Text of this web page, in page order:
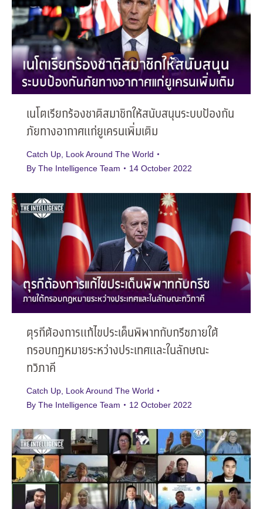
เนโตเรียกร้องชาติสมาชิกให้สนับสนุนระบบป้องกัน
ภัยทางอากาศแก่ยูเครนเพิ่มเติม
Catch Up Look Around The World
By The Intelligence Team 14 October 2022
ตุรกีต้องการแก้ไขประเด็นพิพาทกับกรีซภายใต้
กรอบกฎหมายระหว่างประเทศและในลักษณะ
ทวิภาคี
Catch Up Look Around The World
By The Intelligence Team 12 October 2022